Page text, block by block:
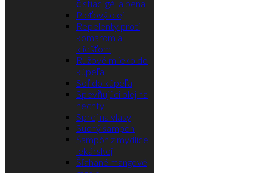
čistiaci gél a pena
Pleťový olej
Repelenty proti
komárom a
kliešťom
Ružové mlieko do
kúpeľa
Soľ do kúpeľa
Spevňujúci olej na
nechty
Sprej na vlasy
Suchý šampón
Šampón z mydlice
lekárskej
Šľahané mangové